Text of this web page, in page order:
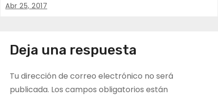
Abr 25, 2017
Deja una respuesta
Tu dirección de correo electrónico no será
publicada. Los campos obligatorios están